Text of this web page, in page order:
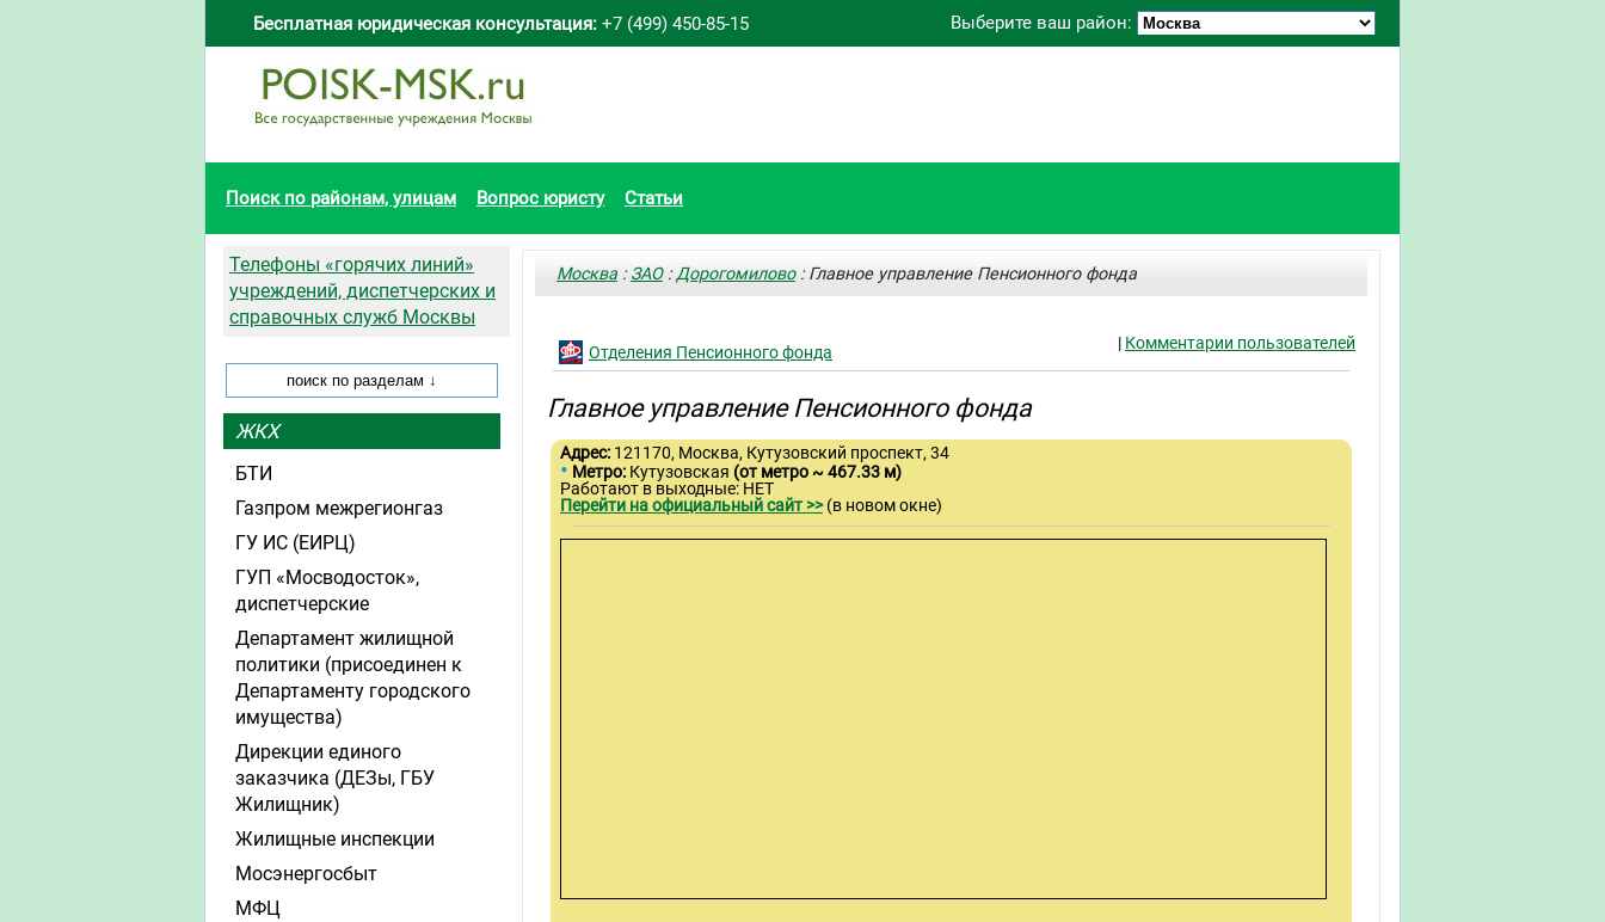
Выберите ваш район:
Бесплатная юридическая консультация: +7 (499) 450-85-15
Поиск по районам, улицам Вопрос юристу Статьи
Москва :ЗАО:Дорогомилово: Главное управление Пенсионного фонда
| Комментарии пользователей
Отделения Пенсионного фонда
Главное управление Пенсионного фонда
Адрес: 121170, Москва, Кутузовский проспект, 34
• Метро: Кутузовская (от метро ~ 467.33 м)
Работают в выходные: НЕТ
Перейти на официальный сайт >>(в новом окне)
Телефоны «горячих линий»
учреждений, диспетчерских и
справочных служб Москвы
ЖКХ
БТИ
Газпром межрегионгаз
ГУ ИС (ЕИРЦ)
ГУП «Мосводосток»,
диспетчерские
Департамент жилищной
политики (присоединен к
Департаменту городского
имущества)
Дирекции единого
заказчика (ДЕЗы, ГБУ
Жилищник)
Жилищные инспекции
Мосэнергосбыт
МФЦ